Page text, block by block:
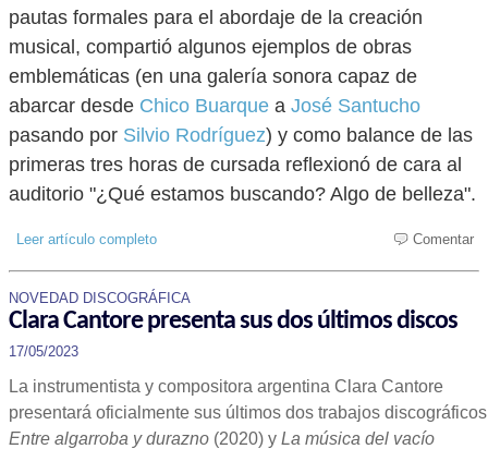
pautas formales para el abordaje de la creación
musical, compartió algunos ejemplos de obras
emblemáticas (en una galería sonora capaz de
abarcar desde Chico Buarque a José Santucho
pasando por Silvio Rodríguez) y como balance de las
primeras tres horas de cursada reflexionó de cara al
auditorio "¿Qué estamos buscando? Algo de belleza".
Leer artículo completo Comentar
NOVEDAD DISCOGRÁFICA
Clara Cantore presenta sus dos últimos discos
17/05/2023
La instrumentista y compositora argentina Clara Cantore
presentará oficialmente sus últimos dos trabajos discográficos
Entre algarroba y durazno (2020) y La música del vacío